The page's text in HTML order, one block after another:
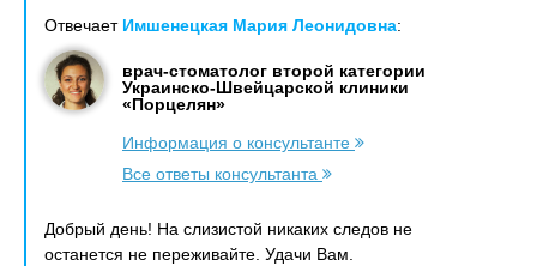
Отвечает Имшенецкая Мария Леонидовна:
врач-стоматолог второй категории
Украинско-Швейцарской клиники
«Порцелян»
Информация о консультанте
Все ответы консультанта
Добрый день! На слизистой никаких следов не
останется не переживайте. Удачи Вам.